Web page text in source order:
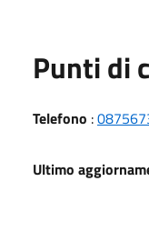
Punti di
Telefono :
Ultimo